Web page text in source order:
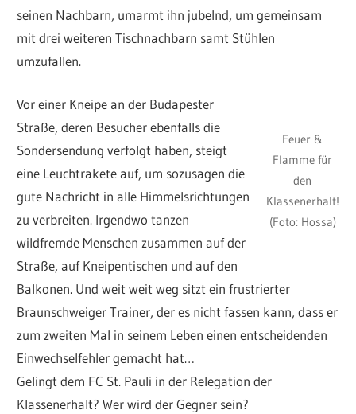
seinen Nachbarn, umarmt ihn jubelnd, um gemeinsam
mit drei weiteren Tischnachbarn samt Stühlen
umzufallen.
Feuer &
Flamme für
den
Klassenerhalt!
(Foto: Hossa)
Vor einer Kneipe an der Budapester
Straße, deren Besucher ebenfalls die
Sondersendung verfolgt haben, steigt
eine Leuchtrakete auf, um sozusagen die
gute Nachricht in alle Himmelsrichtungen
zu verbreiten. Irgendwo tanzen
wildfremde Menschen zusammen auf der
Straße, auf Kneipentischen und auf den
Balkonen. Und weit weit weg sitzt ein frustrierter
Braunschweiger Trainer, der es nicht fassen kann, dass er
zum zweiten Mal in seinem Leben einen entscheidenden
Einwechselfehler gemacht hat…
Gelingt dem FC St. Pauli in der Relegation der
Klassenerhalt? Wer wird der Gegner sein?